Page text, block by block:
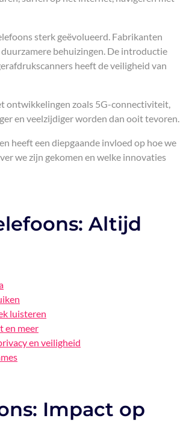
sterk geëvolueerd. Fabrikanten
behuizingen. De introductie
heeft de veiligheid van
ontwikkelingen zoals 5G-connectiviteit,
en veelzijdiger worden dan ooit tevoren.
heeft een diepgaande invloed op hoe we
we zijn gekomen en welke innovaties
Altijd
luisteren
en meer
en veiligheid
Impact op